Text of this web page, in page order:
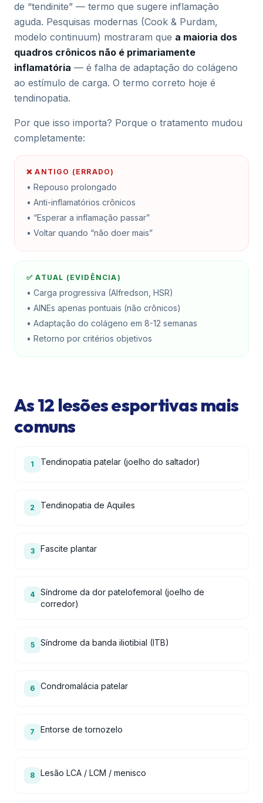
de “tendinite” — termo que sugere inflamação
aguda. Pesquisas modernas (Cook & Purdam,
modelo continuum) mostraram que a maioria dos
quadros crônicos não é primariamente
inflamatória — é falha de adaptação do colágeno
ao estímulo de carga. O termo correto hoje é
tendinopatia.
Por que isso importa? Porque o tratamento mudou
completamente:
❌ ANTIGO (ERRADO)
• Repouso prolongado
• Anti-inflamatórios crônicos
• “Esperar a inflamação passar”
• Voltar quando “não doer mais”
✅ ATUAL (EVIDÊNCIA)
• Carga progressiva (Alfredson, HSR)
• AINEs apenas pontuais (não crônicos)
• Adaptação do colágeno em 8-12 semanas
• Retorno por critérios objetivos
As 12 lesões esportivas mais
comuns
1 Tendinopatia patelar (joelho do saltador)
2 Tendinopatia de Aquiles
3 Fascite plantar
4
Síndrome da dor patelofemoral (joelho de
corredor)
5 Síndrome da banda iliotibial (ITB)
6 Condromalácia patelar
7 Entorse de tornozelo
8 Lesão LCA / LCM / menisco